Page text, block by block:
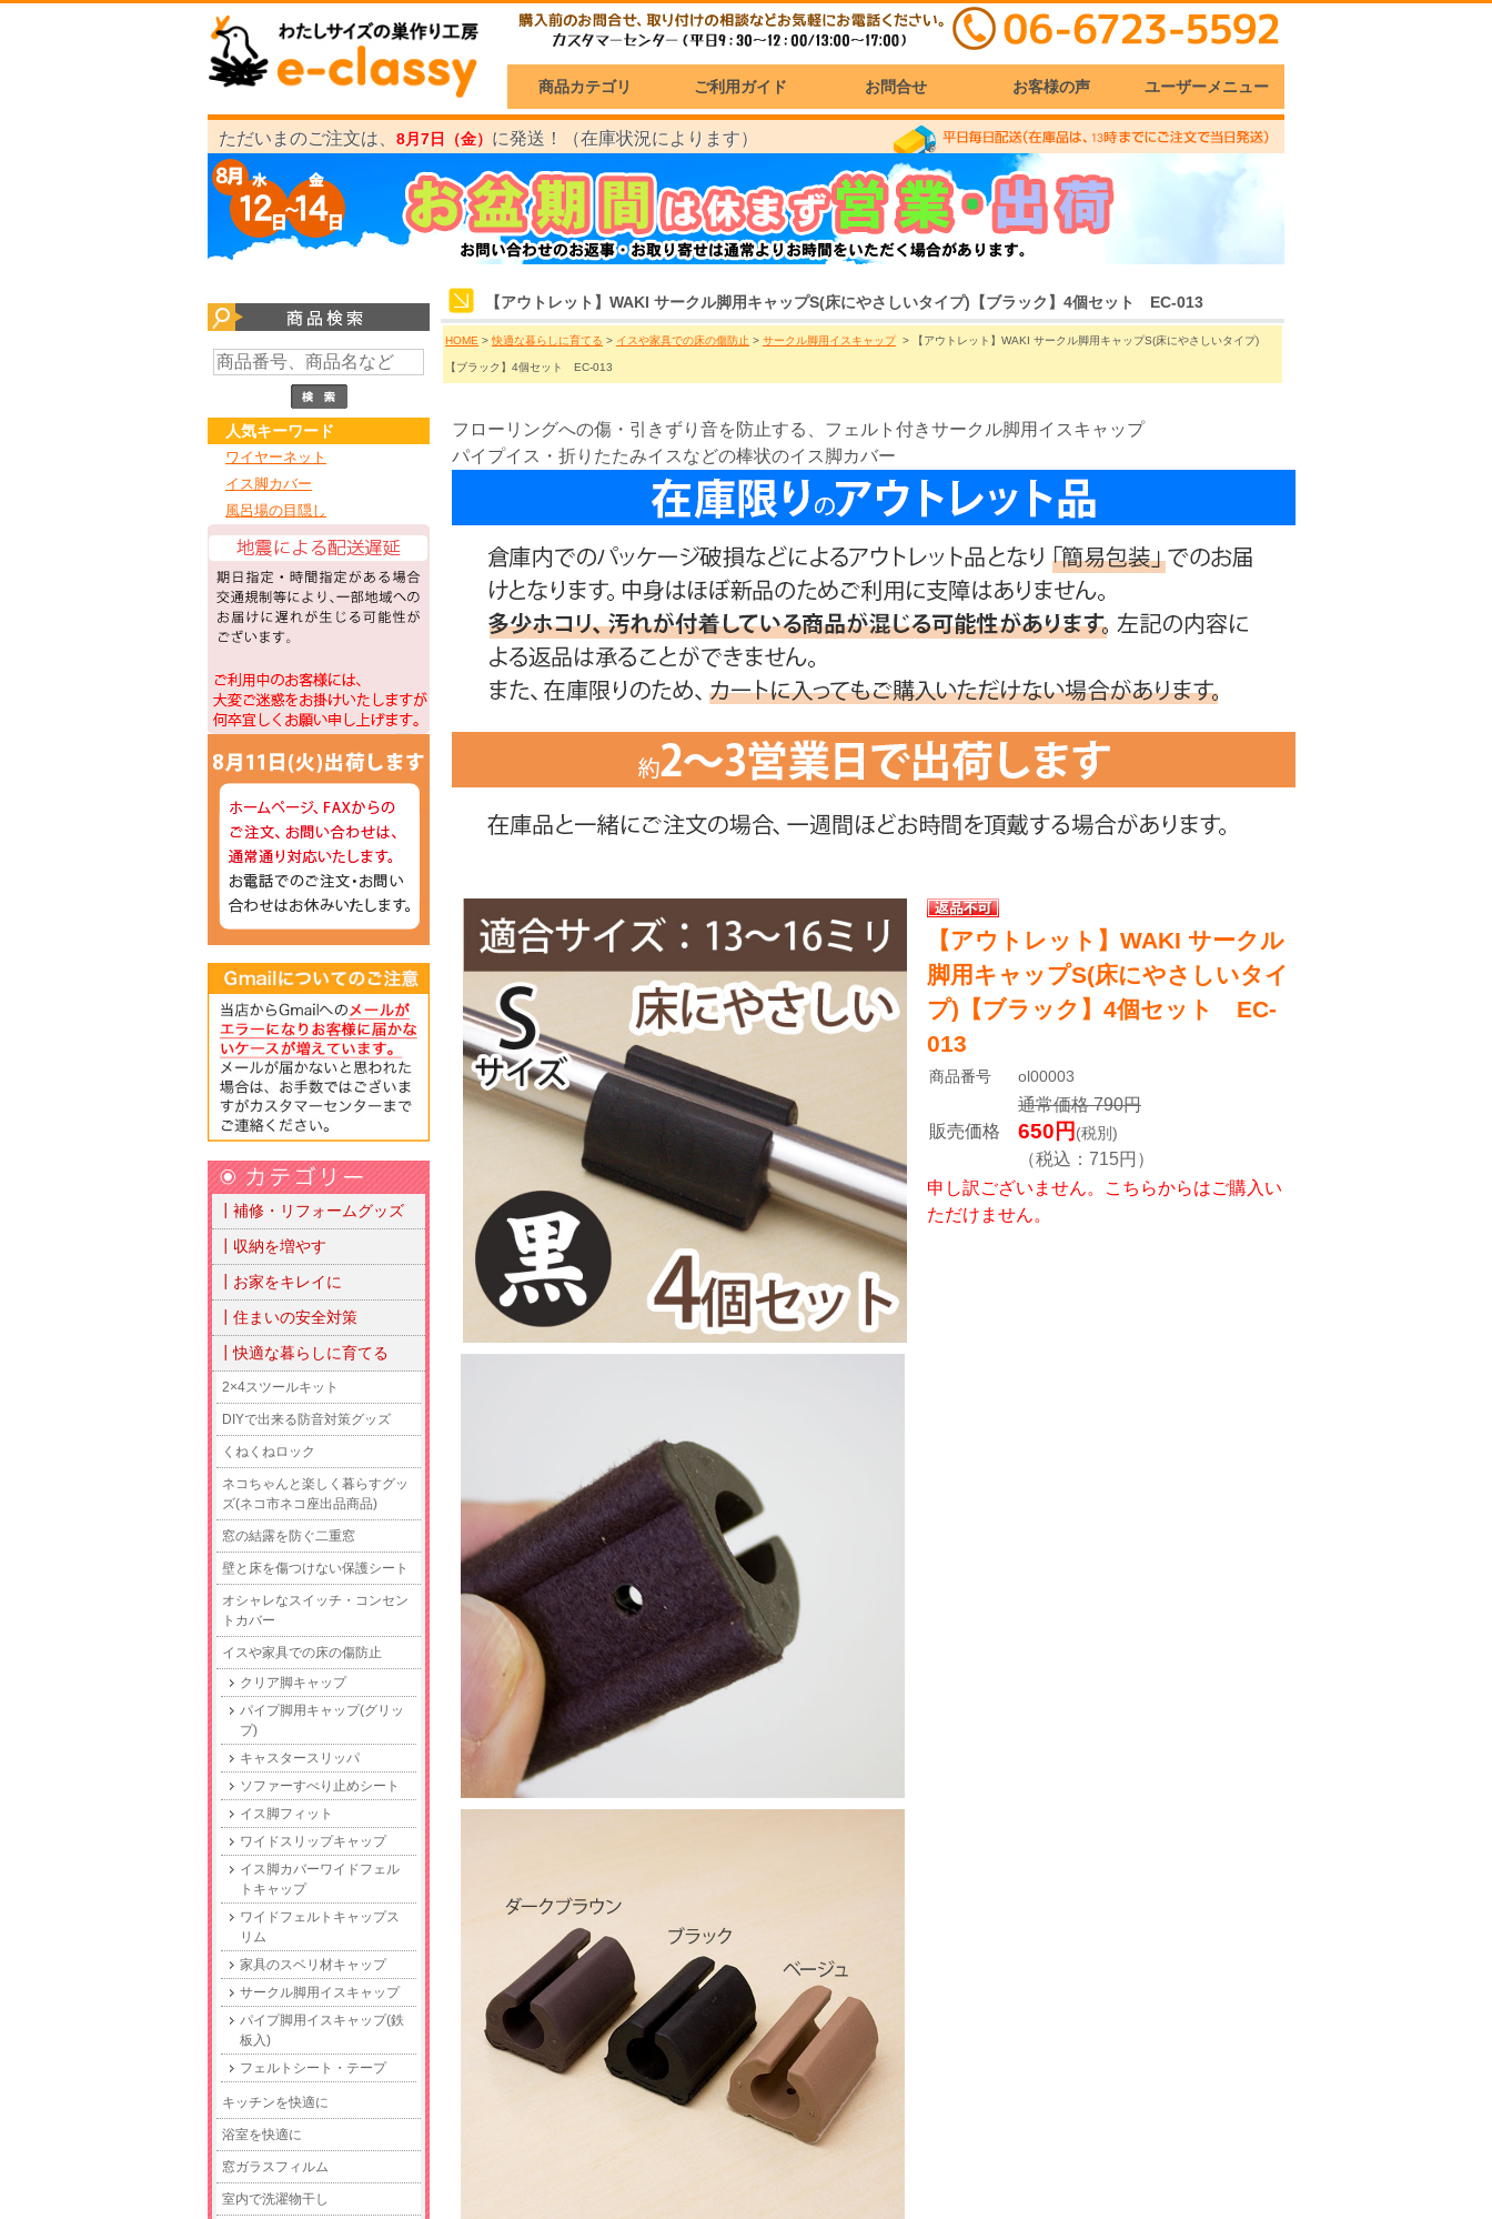
商品カテゴリ ご利用ガイド お問合せ お客様の声 ユーザーメニュー
ただいまのご注文は、 8月7日（金） に発送！（在庫状況によります）
人気キーワード
ワイヤーネット
イス脚カバー
風呂場の目隠し
┃補修・リフォームグッズ
┃収納を増やす
┃お家をキレイに
┃住まいの安全対策
┃快適な暮らしに育てる
2×4スツールキット
DIYで出来る防音対策グッズ
くねくねロック
ネコちゃんと楽しく暮らすグッ
ズ(ネコ市ネコ座出品商品)
窓の結露を防ぐ二重窓
壁と床を傷つけない保護シート
オシャレなスイッチ・コンセン
トカバー
イスや家具での床の傷防止
クリア脚キャップ
パイプ脚用キャップ(グリッ
プ)
キャスタースリッパ
ソファーすべり止めシート
イス脚フィット
ワイドスリップキャップ
イス脚カバーワイドフェル
トキャップ
ワイドフェルトキャップス
リム
家具のスベリ材キャップ
サークル脚用イスキャップ
パイプ脚用イスキャップ(鉄
板入)
フェルトシート・テープ
キッチンを快適に
浴室を快適に
窓ガラスフィルム
室内で洗濯物干し
【アウトレット】WAKI サークル脚用キャップS(床にやさしいタイプ)【ブラック】4個セット EC-013
HOME > 快適な暮らしに育てる > イスや家具での床の傷防止 > サークル脚用イスキャップ> 【アウトレット】WAKI サークル脚用キャップS(床にやさしいタイプ)
【ブラック】4個セット EC-013
フローリングへの傷・引きずり音を防止する、フェルト付きサークル脚用イスキャップ
パイプイス・折りたたみイスなどの棒状のイス脚カバー
【アウトレット】WAKI サークル
脚用キャップS(床にやさしいタイ
プ)【ブラック】4個セット EC-
013
商品番号 ol00003
販売価格
通常価格790円
650 円 (税別)
（税込： 715円）
申し訳ございません。こちらからはご購入い
ただけません。